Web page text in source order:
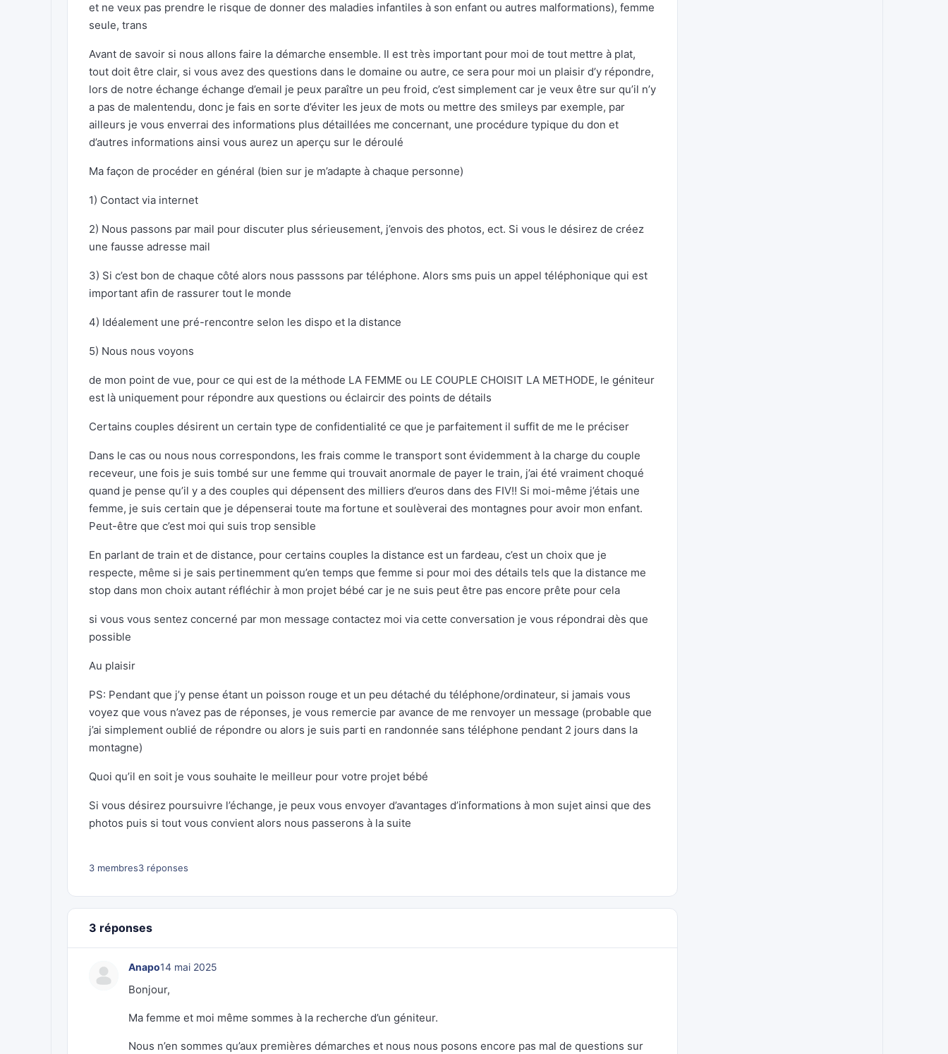
et ne veux pas prendre le risque de donner des maladies infantiles à son enfant ou autres malformations), femme
seule, trans
Avant de savoir si nous allons faire la démarche ensemble. Il est très important pour moi de tout mettre à plat,
tout doit être clair, si vous avez des questions dans le domaine ou autre, ce sera pour moi un plaisir d’y répondre,
lors de notre échange échange d’email je peux paraître un peu froid, c’est simplement car je veux être sur qu’il n’y
a pas de malentendu, donc je fais en sorte d’éviter les jeux de mots ou mettre des smileys par exemple, par
ailleurs je vous enverrai des informations plus détaillées me concernant, une procédure typique du don et
d’autres informations ainsi vous aurez un aperçu sur le déroulé
Ma façon de procéder en général (bien sur je m’adapte à chaque personne)
1) Contact via internet
2) Nous passons par mail pour discuter plus sérieusement, j’envois des photos, ect. Si vous le désirez de créez
une fausse adresse mail
3) Si c’est bon de chaque côté alors nous passsons par téléphone. Alors sms puis un appel téléphonique qui est
important afin de rassurer tout le monde
4) Idéalement une pré-rencontre selon les dispo et la distance
5) Nous nous voyons
de mon point de vue, pour ce qui est de la méthode LA FEMME ou LE COUPLE CHOISIT LA METHODE, le géniteur
est là uniquement pour répondre aux questions ou éclaircir des points de détails
Certains couples désirent un certain type de confidentialité ce que je parfaitement il suffit de me le préciser
Dans le cas ou nous nous correspondons, les frais comme le transport sont évidemment à la charge du couple
receveur, une fois je suis tombé sur une femme qui trouvait anormale de payer le train, j’ai été vraiment choqué
quand je pense qu’il y a des couples qui dépensent des milliers d’euros dans des FIV!! Si moi-même j’étais une
femme, je suis certain que je dépenserai toute ma fortune et soulèverai des montagnes pour avoir mon enfant.
Peut-être que c’est moi qui suis trop sensible
En parlant de train et de distance, pour certains couples la distance est un fardeau, c’est un choix que je
respecte, même si je sais pertinemment qu’en temps que femme si pour moi des détails tels que la distance me
stop dans mon choix autant réfléchir à mon projet bébé car je ne suis peut être pas encore prête pour cela
si vous vous sentez concerné par mon message contactez moi via cette conversation je vous répondrai dès que
possible
Au plaisir
PS: Pendant que j’y pense étant un poisson rouge et un peu détaché du téléphone/ordinateur, si jamais vous
voyez que vous n’avez pas de réponses, je vous remercie par avance de me renvoyer un message (probable que
j’ai simplement oublié de répondre ou alors je suis parti en randonnée sans téléphone pendant 2 jours dans la
montagne)
Quoi qu’il en soit je vous souhaite le meilleur pour votre projet bébé
Si vous désirez poursuivre l’échange, je peux vous envoyer d’avantages d’informations à mon sujet ainsi que des
photos puis si tout vous convient alors nous passerons à la suite
3 membres3 réponses
3 réponses
Anapo14 mai 2025
Bonjour,
Ma femme et moi même sommes à la recherche d’un géniteur.
Nous n’en sommes qu’aux premières démarches et nous nous posons encore pas mal de questions sur